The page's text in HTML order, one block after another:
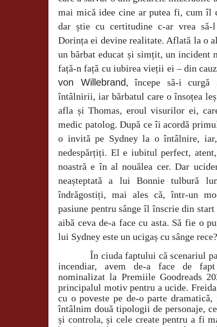
mai mică idee cine ar putea fi, cum îl
dar știe cu certitudine c-ar vrea
Dorința ei devine realitate. Aflată la o
un bărbat educat și simțit, un incident
față-n față cu iubirea vieții ei – din
von Willebrand, începe să-i curgă
întâlnirii, iar bărbatul care o însoțea
afla și Thomas, eroul visurilor ei,
medic patolog. După ce îi acordă
o invită pe Sydney la o întâlnire,
nedespărțiți. El e iubitul perfect,
noastră e în al nouălea cer. Dar
neașteptată a lui Bonnie tulbură
îndrăgostiți, mai ales că, într-un
pasiune pentru sânge îl înscrie din
aibă ceva de-a face cu asta. Să fie o
lui Sydney este un ucigaș cu sânge rece?
În ciuda faptului că scenariul
incendiar, avem de-a face de
nominalizat la Premiile Goodreads
principalul motiv pentru a ucide.
cu o poveste pe de-o parte
întâlnim două tipologii de personaje,
și controla, și cele create pentru a fi